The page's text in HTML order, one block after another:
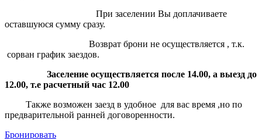
При заселении Вы доплачиваете
оставшуюся сумму сразу.
Возврат брони не осуществляется , т.к.
сорван график заездов.
Заселение осуществляется после 14.00, а выезд до
12.00, т.е расчетный час 12.00
Также возможен заезд в удобное для вас время ,но по
предварительной ранней договоренности.
Бронировать